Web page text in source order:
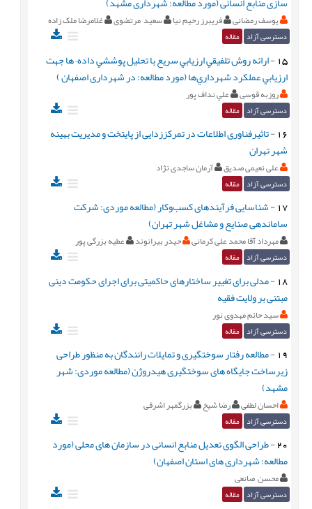
یوسف رمضانی فریبرز رحیم نیا سعید مرتضوی غلامرضا ملک زاده
دسترسی آزاد مقاله
15
-ارائه روش تلفيقي ارزيابي سريع با تحليل پوششي داده¬ها جهت
ارزيابي عملکرد شهرداري‌ها (مورد مطالعه: در شهرداری اصفهان )
روزبه قوسی علي نداف پور
دسترسی آزاد مقاله
16
-تاثیرفناوری اطلاعات در تمرکززدایی از پایتخت و مدیریت بهینه
شهر تهران
علی نعیمی صدیق آرمان ساجدی نژاد
دسترسی آزاد مقاله
17
-شناسایی فرآیندهای کسب‌وکار (مطالعه موردی: شرکت
ساماندهی صنایع و مشاغل شهر تهران)
مهرداد آقا محمد علی کرمانی حیدر بیرانوند عطیه بزرگی پور
دسترسی آزاد مقاله
18
-مدلی برای تغییر ساختارهای حاکمیتی برای اجرای حکومت دینی
مبتنی بر ولایت ‏فقیه
سید حاتم مهدوی نور
دسترسی آزاد مقاله
19
-مطالعه رفتار سوختگیری و تمایلات رانندگان به منظور طراحی
زیرساخت جایگاه های سوختگیری هیدروژن (مطالعه موردی: شهر
مشهد)
احسان لطفی رضا شیخ بزرگمهر اشرفی
دسترسی آزاد مقاله
20
-طراحی الگوی تعدیل منابع انسانی در سازمان های محلی (مورد
مطالعه: شهرداری های استان اصفهان)
محسن صانعی
دسترسی آزاد مقاله